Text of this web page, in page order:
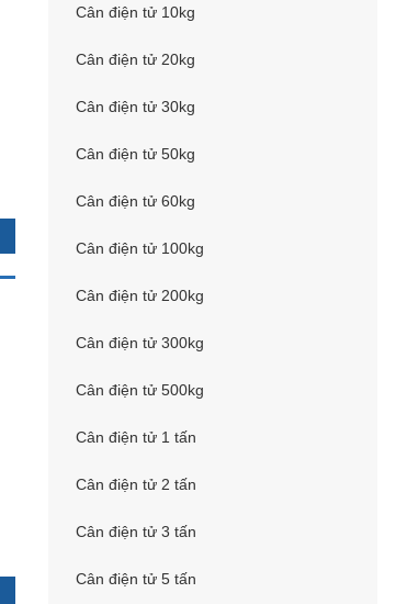
Cân điện tử 10kg
Cân điện tử 20kg
Cân điện tử 30kg
Cân điện tử 50kg
Cân điện tử 60kg
Cân điện tử 100kg
Cân điện tử 200kg
Cân điện tử 300kg
Cân điện tử 500kg
Cân điện tử 1 tấn
Cân điện tử 2 tấn
Cân điện tử 3 tấn
Cân điện tử 5 tấn